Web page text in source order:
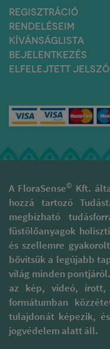
REGISZTRÁCIÓ
RENDELÉSEIM
KÍVÁNSÁGLISTA
BEJELENTKEZÉS
ELFELEJTETT JELSZÓ
A FloraSense© Kft.
hozzá tartozó
megbízható
füstölőanyagok
és szellemre
bővítsük a legújabb
világ minden
az kép, videó, írott,
formátumban
tulajdonát képezik,
jogvédelem alatt áll.